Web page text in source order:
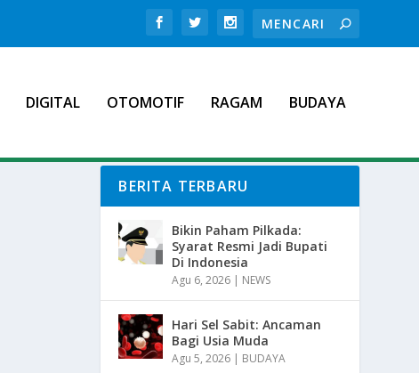
DIGITAL OTOMOTIF RAGAM BUDAYA
BERITA TERBARU
Bikin Paham Pilkada:
Syarat Resmi Jadi Bupati
Di Indonesia
Agu 6, 2026 | NEWS
Hari Sel Sabit: Ancaman
Bagi Usia Muda
Agu 5, 2026 | BUDAYA